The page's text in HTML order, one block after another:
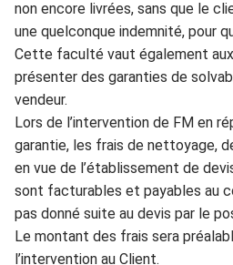
ESPACES
non encore livrées, sans que le cli
une quelconque indemnité, pour
Cette faculté vaut également
présenter des garanties de
vendeur.
Lors de l’intervention de FM en
garantie, les frais de nettoyage,
en vue de l’établissement de
sont facturables et payables au
pas donné suite au devis par le
Le montant des frais sera
l’intervention au Client.